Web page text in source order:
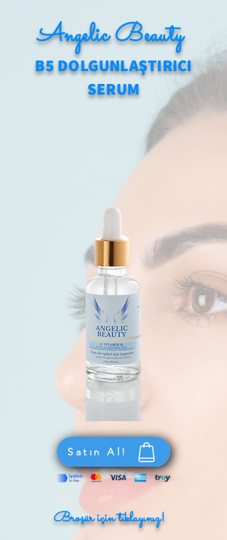
Angelic Beauty
B5 DOLGUNLAŞTIRICI
SERUM
Satın Al!
Broşür için tıklayınız!